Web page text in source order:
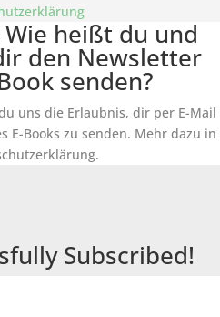
heißt du und
den Newsletter
senden?
uns die Erlaubnis, dir per E-Mail
E-Books zu senden. Mehr dazu in
Subscribed!